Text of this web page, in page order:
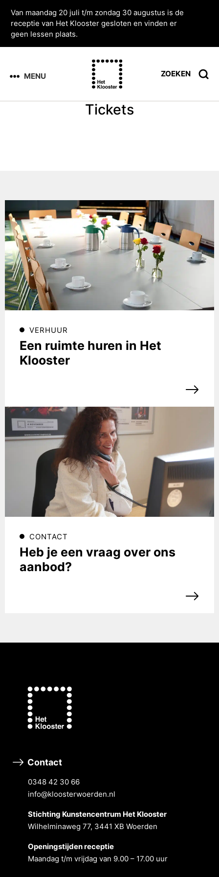
Van maandag 20 juli t/m zondag 30 augustus is de
receptie van Het Klooster gesloten en vinden er
geen lessen plaats.
MENU ZOEKEN
Tickets
VERHUUR
Een ruimte huren in Het
Klooster
CONTACT
Heb je een vraag over ons
aanbod?
Contact
0348 42 30 66
info@kloosterwoerden.nl
Stichting Kunstencentrum Het Klooster
Wilhelminaweg 77, 3441 XB Woerden
Openingstĳden receptie
Maandag t/m vrĳdag van 9.00 – 17.00 uur